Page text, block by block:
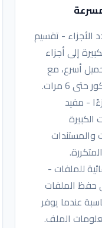
الأجزاء - تقسيم
إلى أجزاء
أسرع، مع
6 مرات.
جزءًا - مفيد
الكبيرة
والمستندات
للملفات -
حفظ الملفات
عندما يوفر
الملف.